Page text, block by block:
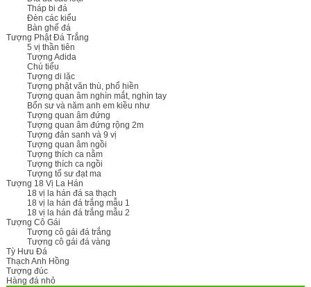
Tháp bi đá
Đèn các kiểu
Bàn ghế đá
Tượng Phật Đá Trắng
5 vị thần tiên
Tượng Adida
Chú tiểu
Tượng di lặc
Tượng phật văn thù, phổ hiền
Tượng quan âm nghìn mắt, nghìn tay
Bổn sư và năm anh em kiều như
Tượng quan âm đứng
Tượng quan âm đứng rộng 2m
Tượng đản sanh và 9 vị
Tượng quan âm ngồi
Tượng thích ca nằm
Tượng thích ca ngồi
Tượng tổ sư đạt ma
Tượng 18 Vị La Hán
18 vị la hán đá sa thạch
18 vị la hán đá trắng mẫu 1
18 vị la hán đá trắng mẫu 2
Tượng Cô Gái
Tượng cô gái đá trắng
Tượng cô gái đá vàng
Tỳ Hưu Đá
Thạch Anh Hồng
Tượng đúc
Hàng đá nhỏ